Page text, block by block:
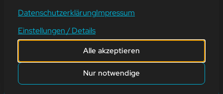
mission-webstyle oHG
Impressum Cookie-Einstellungen
DatenschutzerklärungImpressum
Einstellungen / Details
Nur notwendige
Alle akzeptieren